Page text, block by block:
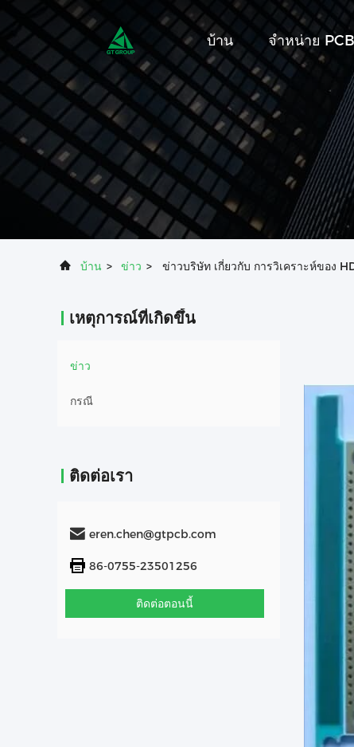
บ้าน จําหน่าย
บ้าน > ข่าว > ข่าวบริษัท เกี่ยวกับ การวิเคราะห์ของ
เหตุการณ์ที่เกิดขึ้น
ข่าว
กรณี
ติดต่อเรา
eren.chen@gtpcb.com
86-0755-23501256
ติดต่อตอนนี้